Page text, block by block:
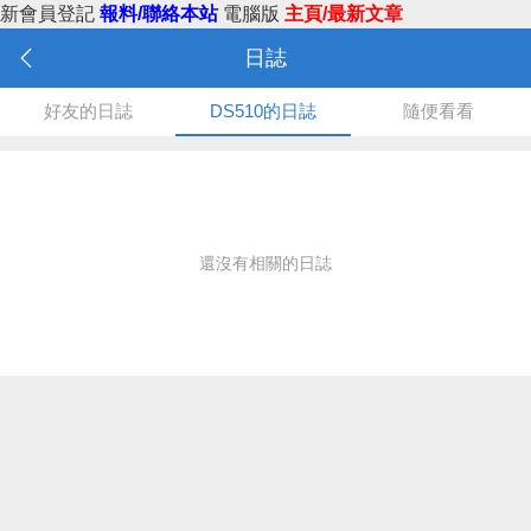
新會員登記 報料/聯絡本站 電腦版 主頁/最新文章
日誌
好友的日誌 DS510的日誌 隨便看看
還沒有相關的日誌